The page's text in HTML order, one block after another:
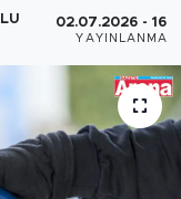
02.07.2026 -
YAYINLANMA